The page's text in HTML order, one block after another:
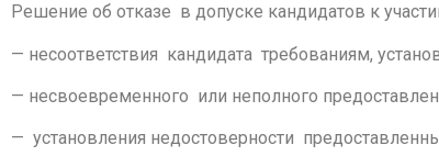
Решение об отказе в допуске кандидатов к
— несоответствия кандидата требованиям,
— несвоевременного или неполного
— установления недостоверности